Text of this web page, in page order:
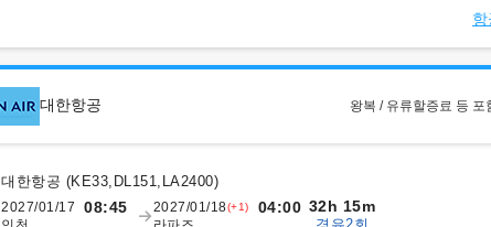
대한항공 왕복 / 유류할증료 등 포
대한항공 (KE33,DL151,LA2400)
2027/01/17 08:45 2027/01/18(+1) 04:00 32h 15m